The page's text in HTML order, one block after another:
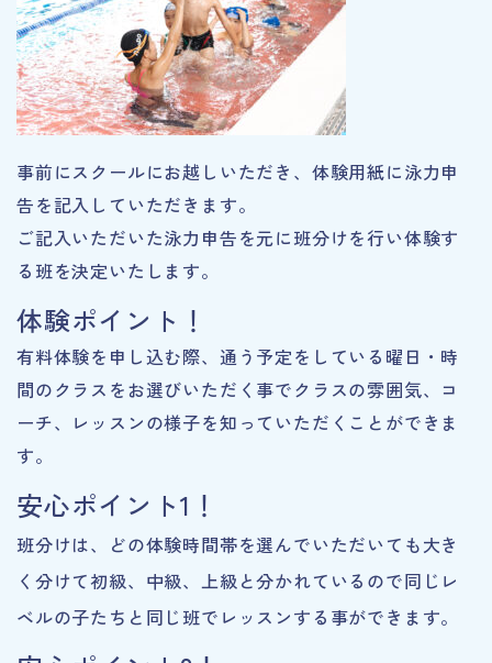
事前にスクールにお越しいただき、体験用紙に泳力申
告を記入していただきます。
ご記入いただいた泳力申告を元に班分けを行い体験す
る班を決定いたします。
体験ポイント！
有料体験を申し込む際、通う予定をしている曜日・時
間のクラスをお選びいただく事でクラスの雰囲気、コ
ーチ、レッスンの様子を知っていただくことができま
す。
安心ポイント1！
班分けは、どの体験時間帯を選んでいただいても大き
く分けて初級、中級、上級と分かれているので同じレ
ベルの子たちと同じ班でレッスンする事ができます。